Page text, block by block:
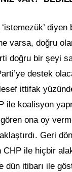
varsa, doğru
doğru bir şeyi
destek
ittifak
ile koalisyon
ona oy
Geri
ile hiçbir
dün itibarı ile